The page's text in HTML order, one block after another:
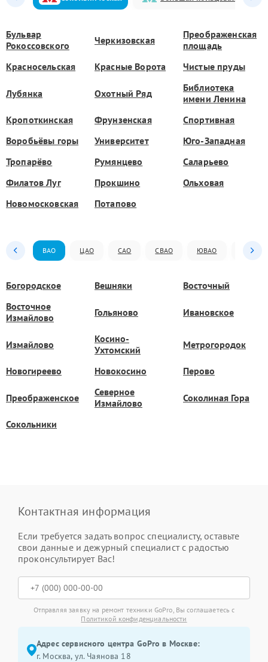
Бульвар
Рокоссовского
Черкизовская
Преображенская
площадь
Красносельская
Красные Ворота Чистые пруды
Лубянка Охотный Ряд
Библиотека
имени Ленина
Кропоткинская
Фрунзенская
Спортивная
Воробьёвы горы
Университет
Юго-Западная
Тропарёво
Румянцево
Саларьево
Филатов Луг
Прокшино
Ольховая
Новомосковская
Потапово
ВАО ЦАО САО СВАО ЮВАО ЮАО
Богородское Вешняки
Восточный
Восточное
Измайлово
Гольяново Ивановское
Измайлово
Косино-
Ухтомский
Метрогородок
Новогиреево Новокосино Перово
Преображенское
Северное
Измайлово
Соколиная Гора
Сокольники
Контактная информация
Если требуется задать вопрос специалисту, оставьте
свои данные и дежурный специалист с радостью
проконсультирует Вас!
Отправляя заявку на ремонт техники GoPro, Вы соглашаетесь с
Политикой конфиденциальности
Адрес сервисного центра GoPro в Москве:
г. Москва, ул. Чаянова 18